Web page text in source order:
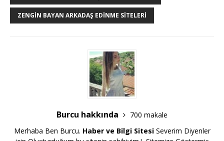
ZENGIN BAYAN ARKADAŞ EDINME SITELERI
Burcu hakkında
700 makale
Merhaba Ben Burcu. Haber ve Bilgi SitesiSeverim Diyenler